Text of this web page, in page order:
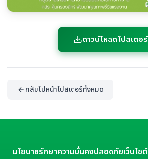
ดาวน์โหลดโปสเตอร์
กลับไปหน้าโปสเตอร์ทั้งหมด
นโยบายรักษาความมั่นคงปลอดภัยเว็บไซต์